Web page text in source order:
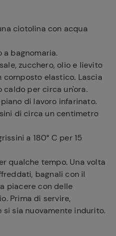
ciotolina con acqua
bagnomaria.
zucchero, olio e lievito
elastico. Lascia
per circa un'ora.
di lavoro infarinato.
di circa un centimetro
a 180° C per 15
qualche tempo. Una volta
bagnali con il
piacere con delle
Prima di servire,
sia nuovamente indurito.